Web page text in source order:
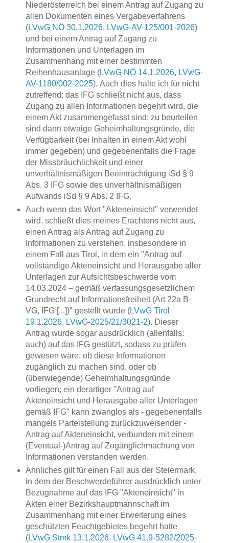
Niederösterreich bei einem Antrag auf Zugang zu
allen Dokumenten eines Vergabeverfahrens
(LVwG NÖ 30.1.2026, LVwG-AV-125/001-2026)
und bei einem Antrag auf Zugang zu
Informationen und Unterlagen im
Zusammenhang mit einer bestimmten
Reihenhausanlage (LVwG NÖ 14.1.2026, LVwG-
AV-1180/002-2025). Auch dies halte ich für nicht
zutreffend: das IFG schließt nicht aus, dass
Zugang zu allen Informationen begehrt wird, die
einem Akt zusammengefasst sind; zu beurteilen
sind dann etwaige Geheimhaltungsgründe, die
Verfügbarkeit (bei Inhalten in einem Akt wohl
immer gegeben) und gegebenenfalls die Frage
der Missbräuchlichkeit und einer
unverhältnismäßigen Beeinträchtigung iSd § 9
Abs. 3 IFG sowie des unverhältnismäßigen
Aufwands iSd § 9 Abs. 2 IFG.
Auch wenn das Wort "Akteneinsicht" verwendet
wird, schließt dies meines Erachtens nicht aus,
einen Antrag als Antrag auf Zugang zu
Informationen zu verstehen, insbesondere in
einem Fall aus Tirol, in dem ein "Antrag auf
vollständige Akteneinsicht und Herausgabe aller
Unterlagen zur Aufsichtsbeschwerde vom
14.03.2024 – gemäß verfassungsgesetzlichem
Grundrecht auf Informationsfreiheit (Art 22a B-
VG, IFG [...])" gestellt wurde (LVwG Tirol
19.1.2026, LVwG-2025/21/3021-2). Dieser
Antrag wurde sogar ausdrücklich (allenfalls:
auch) auf das IFG gestützt, sodass zu prüfen
gewesen wäre, ob diese Informationen
zugänglich zu machen sind, oder ob
(überwiegende) Geheimhaltungsgründe
vorliegen; ein derartiger "Antrag auf
Akteneinsicht und Herausgabe aller Unterlagen
gemäß IFG" kann zwanglos als - gegebenenfalls
mangels Parteistellung zurückzuweisender -
Antrag auf Akteneinsicht, verbunden mit einem
(Eventual-)Antrag auf Zugänglichmachung von
Informationen verstanden werden.
Ähnliches gilt für einen Fall aus der Steiermark,
in dem der Beschwerdeführer ausdrücklich unter
Bezugnahme auf das IFG "Akteneinsicht" in
Akten einer Bezirkshauptmannschaft im
Zusammenhang mit einer Erweiterung eines
geschützten Feuchtgebietes begehrt hatte
(LVwG Stmk 13.1.2026, LVwG 41.9-5282/2025-